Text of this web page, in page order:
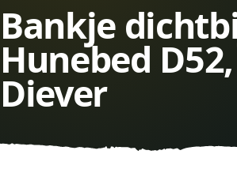
Bankje
Hunebed D52,
Diever